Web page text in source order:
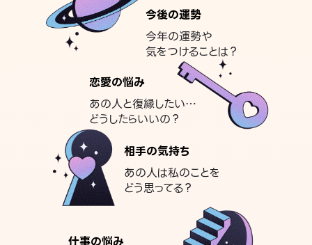
今後の運勢
今年の運勢や
気をつけることは？
恋愛の悩み
あの人と復縁したい…
どうしたらいいの？
相手の気持ち
あの人は私のことを
どう思ってる？